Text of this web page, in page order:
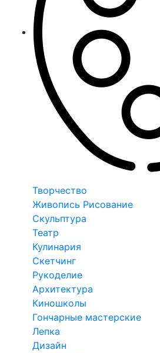
Творчество
Живопись Рисование
Скульптура
Театр
Кулинария
Скетчинг
Рукоделие
Архитектура
Киношколы
Гончарные мастерские
Лепка
Дизайн